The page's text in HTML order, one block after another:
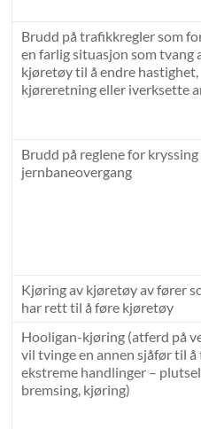
Brudd på trafikkregler som
en farlig situasjon som tvang
kjøretøy til å endre hastighet,
kjøreretning eller iverksette
Brudd på reglene for kryssing
jernbaneovergang
Kjøring av kjøretøy av fører
har rett til å føre kjøretøy
Hooligan-kjøring (atferd på
vil tvinge en annen sjåfør til å
ekstreme handlinger –
bremsing, kjøring)